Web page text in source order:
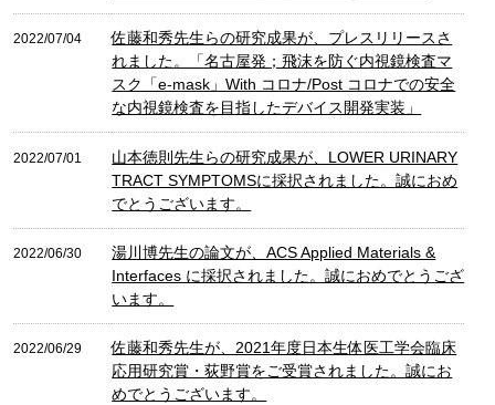
2022/07/04
佐藤和秀先生らの研究成果が、プレスリリースさ
れました。「名古屋発；飛沫を防ぐ内視鏡検査マ
スク「e-mask」With コロナ/Post コロナでの安全
な内視鏡検査を目指したデバイス開発実装」
2022/07/01
山本徳則先生らの研究成果が、LOWER URINARY
TRACT SYMPTOMSに採択されました。誠におめ
でとうございます。
2022/06/30
湯川博先生の論文が、ACS Applied Materials &
Interfaces に採択されました。誠におめでとうござ
います。
2022/06/29
佐藤和秀先生が、2021年度日本生体医工学会臨床
応用研究賞・荻野賞をご受賞されました。誠にお
めでとうございます。